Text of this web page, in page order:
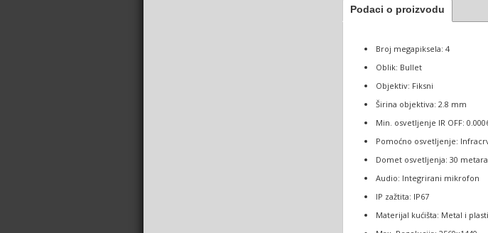
Podaci o proizvodu
Broj megapiksela: 4
Oblik: Bullet
Objektiv: Fiksni
Širina objektiva: 2.8 mm
Min. osvetljenje IR OFF:
Pomoćno osvetljenje:
Domet osvetljenja: 30 metara
Audio: Integrirani mikrofon
IP zažtita: IP67
Materijal kućišta: Metal i